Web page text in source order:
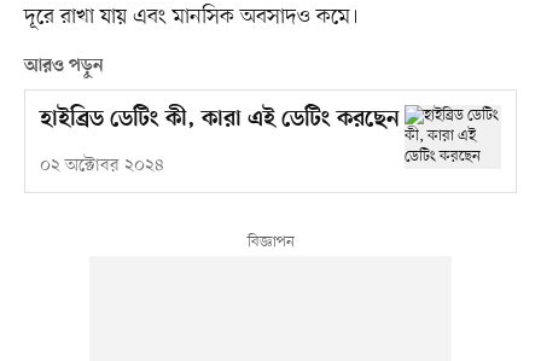
দূরে রাখা যায় এবং মানসিক অবসাদও কমে।
আরও পড়ুন
হাইব্রিড ডেটিং কী, কারা এই ডেটিং করছেন
০২ অক্টোবর ২০২৪